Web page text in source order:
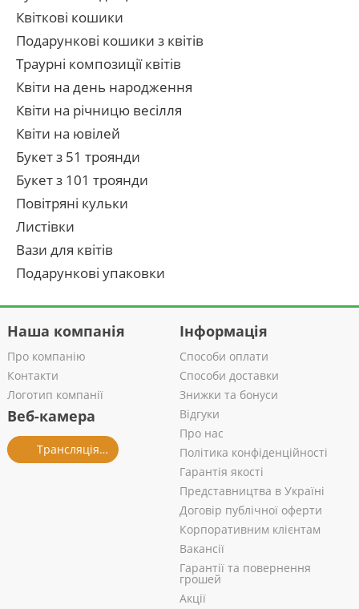
Квіткові кошики
Подарункові кошики з квітів
Траурні композиції квітів
Квіти на день народження
Квіти на річницю весілля
Квіти на ювілей
Букет з 51 троянди
Букет з 101 троянди
Повітряні кульки
Листівки
Вази для квітів
Подарункові упаковки
Наша компанія
Про компанію
Контакти
Логотип компанії
Веб-камера
Трансляція із салону
Інформація
Способи оплати
Способи доставки
Знижки та бонуси
Відгуки
Про нас
Політика конфіденційності
Гарантія якості
Представництва в Україні
Договір публічної оферти
Корпоративним клієнтам
Вакансії
Гарантії та повернення
грошей
Акції